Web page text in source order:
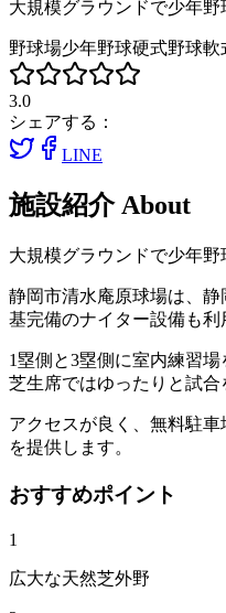
大規模グラウンドで少年
野球場少年野球硬式野球軟
3.0
シェアする：
LINE
施設紹介 About
大規模グラウンドで少年
静岡市清水庵原球場は、
基完備のナイター設備も利
1塁側と3塁側に室内練習
芝生席ではゆったりと試
アクセスが良く、無料駐
を提供します。
おすすめポイント
1
広大な天然芝外野